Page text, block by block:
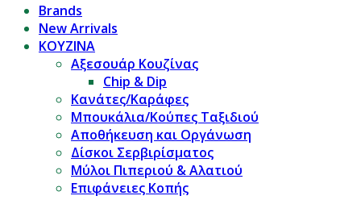
Brands
New Arrivals
ΚΟΥΖΙΝΑ
Αξεσουάρ Κουζίνας
Chip & Dip
Κανάτες/Καράφες
Μπουκάλια/Κούπες Ταξιδιού
Αποθήκευση και Οργάνωση
Δίσκοι Σερβιρίσματος
Μύλοι Πιπεριού & Αλατιού
Επιφάνειες Κοπής